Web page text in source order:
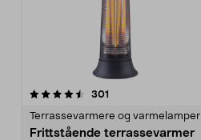
301
Terrassevarmere og varmelamper
Frittstående terrassevarmer
4.0 av 5 stjerner